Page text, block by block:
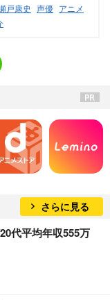
戸康史 声優 アニメ
さらに見る
代平均年収555万